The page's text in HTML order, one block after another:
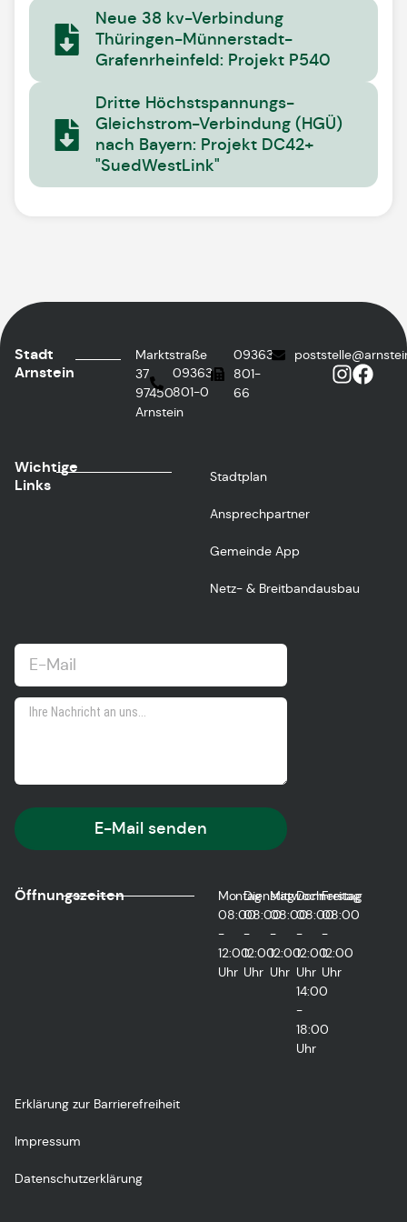
Neue 38 kv-Verbindung
Thüringen-Münnerstadt-
Grafenrheinfeld: Projekt P540
Dritte Höchstspannungs-
Gleichstrom-Verbindung (HGÜ)
nach Bayern: Projekt DC42+
"SuedWestLink"
Stadt
Arnstein
Marktstraße
37
97450
Arnstein
09363
801-0
09363
801-
66
Wichtige
Links
Stadtplan
Ansprechpartner
Gemeinde App
Netz- & Breitbandausbau
E-Mail senden
Öffnungszeiten
Montag
08:00
-
12:00
Uhr
Dienstag
08:00
-
12:00
Uhr
Mittwoch
08:00
-
12:00
Uhr
Donnerstag
08:00
-
12:00
Uhr
14:00
-
18:00
Uhr
Freitag
08:00
-
12:00
Uhr
Erklärung zur Barrierefreiheit
Impressum
Datenschutzerklärung